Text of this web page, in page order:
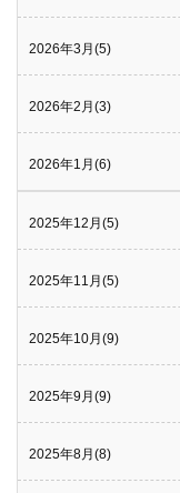
2026年3月(5)
2026年2月(3)
2026年1月(6)
2025年12月(5)
2025年11月(5)
2025年10月(9)
2025年9月(9)
2025年8月(8)